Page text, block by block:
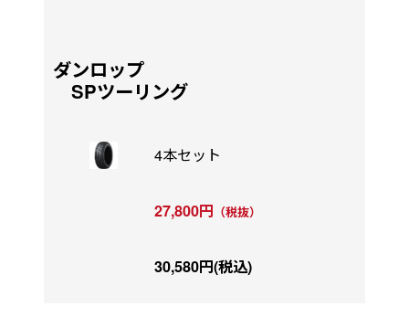
ダンロップ
SPツーリング
4本セット
27,800円 （税抜）
30,580円(税込)